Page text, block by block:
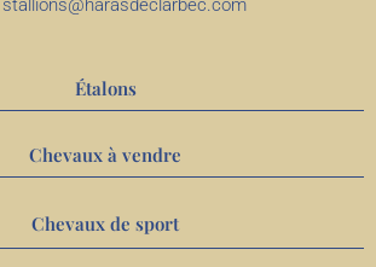
stallions@harasdeclarbec.com
Étalons
Chevaux à vendre
Chevaux de sport